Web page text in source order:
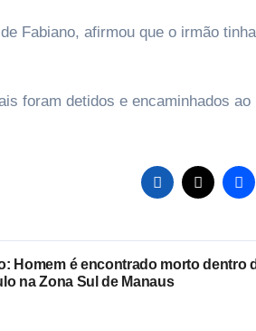
Fabiano, afirmou que o irmão
foram detidos e encaminhados
Homem é encontrado morto dentro
na Zona Sul de Manaus